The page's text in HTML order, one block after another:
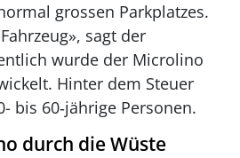
grossen Parkplatzes.
sagt der
wurde der Microlino
Hinter dem Steuer
bis 60‑jährige Personen.
durch die Wüste